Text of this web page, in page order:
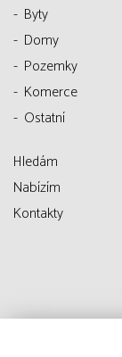
Byty
Domy
Pozemky
Komerce
Ostatní
Hledám
Nabízím
Kontakty